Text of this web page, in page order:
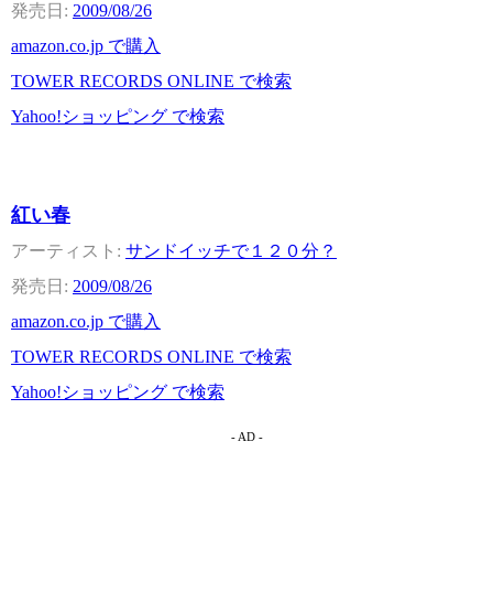
2009/08/26
amazon.co.jp で購入
TOWER RECORDS ONLINE で検索
Yahoo!ショッピング で検索
紅い春
サンドイッチで１２０分？
2009/08/26
amazon.co.jp で購入
TOWER RECORDS ONLINE で検索
Yahoo!ショッピング で検索
- AD -